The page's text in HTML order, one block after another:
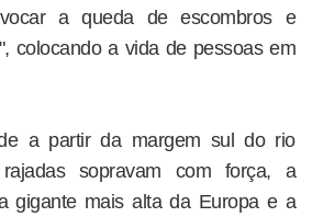
a queda de escombros e
colocando a vida de pessoas em
a partir da margem sul do rio
sopravam com força, a
gigante mais alta da Europa e a